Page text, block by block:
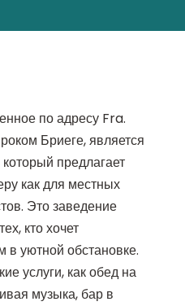
по адресу Fra.
Бриеге, является
предлагает
как для местных
Это заведение
кто хочет
в уютной обстановке.
услуги, как обед на
музыка, бар в